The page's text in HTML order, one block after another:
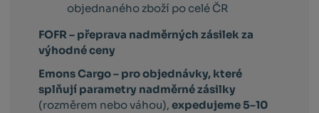
objednaného zboží po celé ČR
FOFR – přeprava nadměrných zásilek za
výhodné ceny
Emons Cargo – pro objednávky, které
splňují parametry nadměrné zásilky
(rozměrem nebo váhou),expedujeme 5–10